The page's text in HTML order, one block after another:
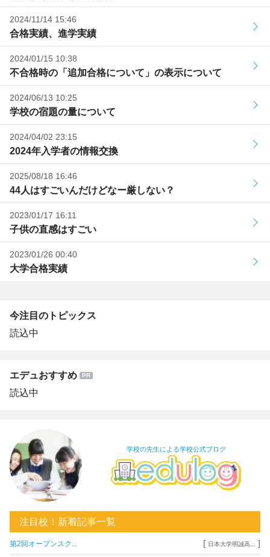
2024/11/14 15:46
合格実績、進学実績
2024/01/15 10:38
不合格時の「追加合格について」の表示について
2024/06/13 10:25
学校の宿題の量について
2024/04/02 23:15
2024年入学者の情報交換
2025/08/18 16:46
44人はすごいんだけどなー厳しない？
2023/01/17 16:11
子供の直感はすごい
2023/01/26 00:40
大学合格実績
今注目のトピックス
読込中
エデュおすすめ
読込中
学校の先生による学校公式ブログ
注目校！新着記事一覧
第2回オープンスク... [ 日本大学明誠高... ]